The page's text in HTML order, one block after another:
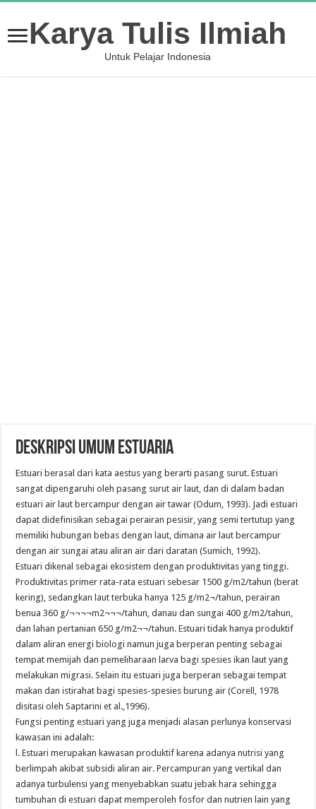
Karya Tulis Ilmiah
Untuk Pelajar Indonesia
DESKRIPSI UMUM ESTUARIA
Estuari berasal dari kata aestus yang berarti pasang surut. Estuari
sangat dipengaruhi oleh pasang surut air laut, dan di dalam badan
estuari air laut bercampur dengan air tawar (Odum, 1993). Jadi estuari
dapat didefinisikan sebagai perairan pesisir, yang semi tertutup yang
memiliki hubungan bebas dengan laut, dimana air laut bercampur
dengan air sungai atau aliran air dari daratan (Sumich, 1992).
Estuari dikenal sebagai ekosistem dengan produktivitas yang tinggi.
Produktivitas primer rata-rata estuari sebesar 1500 g/m2/tahun (berat
kering), sedangkan laut terbuka hanya 125 g/m2¬/tahun, perairan
benua 360 g/¬¬¬¬m2¬¬¬/tahun, danau dan sungai 400 g/m2/tahun,
dan lahan pertanian 650 g/m2¬¬/tahun. Estuari tidak hanya produktif
dalam aliran energi biologi namun juga berperan penting sebagai
tempat memijah dan pemeliharaan larva bagi spesies ikan laut yang
melakukan migrasi. Selain itu estuari juga berperan sebagai tempat
makan dan istirahat bagi spesies-spesies burung air (Corell, 1978
disitasi oleh Saptarini et al.,1996).
Fungsi penting estuari yang juga menjadi alasan perlunya konservasi
kawasan ini adalah:
l. Estuari merupakan kawasan produktif karena adanya nutrisi yang
berlimpah akibat subsidi aliran air. Percampuran yang vertikal dan
adanya turbulensi yang menyebabkan suatu jebak hara sehingga
tumbuhan di estuari dapat memperoleh fosfor dan nutrien lain yang